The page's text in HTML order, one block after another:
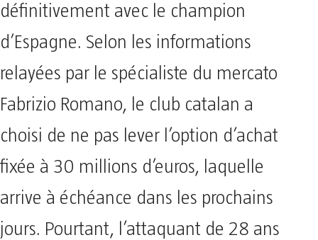
définitivement avec le champion
d’Espagne. Selon les informations
relayées par le spécialiste du mercato
Fabrizio Romano, le club catalan a
choisi de ne pas lever l’option d’achat
fixée à 30 millions d’euros, laquelle
arrive à échéance dans les prochains
jours. Pourtant, l’attaquant de 28 ans